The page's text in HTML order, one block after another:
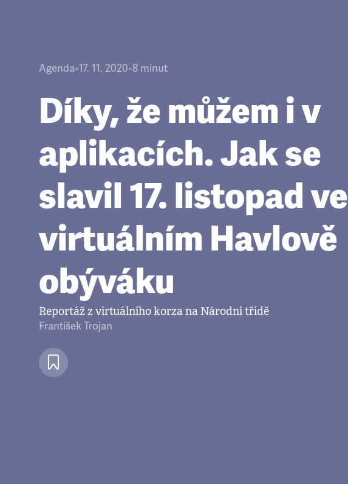
Agenda•17. 11. 2020•8 minut
Díky, že můžem i v
aplikacích. Jak se
slavil 17. listopad ve
virtuálním Havlově
obýváku
Reportáž z virtuálního korza na Národní třídě
František Trojan